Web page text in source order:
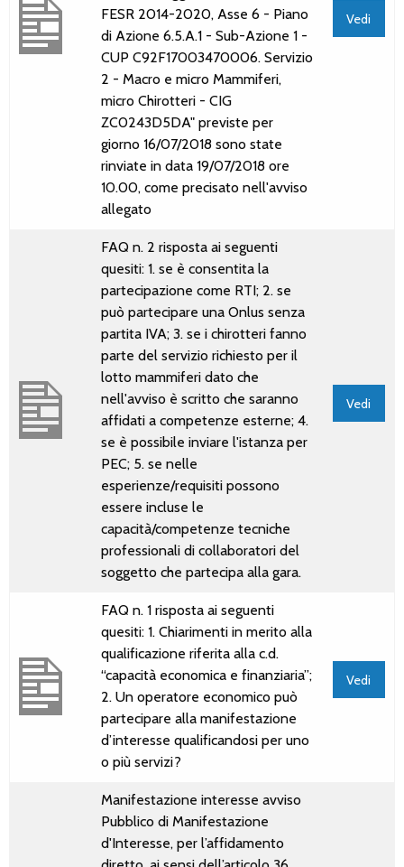
FESR 2014-2020, Asse 6 - Piano
di Azione 6.5.A.1 - Sub-Azione 1 -
CUP C92F17003470006. Servizio
2 - Macro e micro Mammiferi,
micro Chirotteri - CIG
ZC0243D5DA" previste per
giorno 16/07/2018 sono state
rinviate in data 19/07/2018 ore
10.00, come precisato nell'avviso
allegato
Vedi
FAQ n. 2 risposta ai seguenti
quesiti: 1. se è consentita la
partecipazione come RTI; 2. se
può partecipare una Onlus senza
partita IVA; 3. se i chirotteri fanno
parte del servizio richiesto per il
lotto mammiferi dato che
nell'avviso è scritto che saranno
affidati a competenze esterne; 4.
se è possibile inviare l'istanza per
PEC; 5. se nelle
esperienze/requisiti possono
essere incluse le
capacità/competenze tecniche
professionali di collaboratori del
soggetto che partecipa alla gara.
Vedi
FAQ n. 1 risposta ai seguenti
quesiti: 1. Chiarimenti in merito alla
qualificazione riferita alla c.d.
“capacità economica e finanziaria”;
2. Un operatore economico può
partecipare alla manifestazione
d’interesse qualificandosi per uno
o più servizi?
Vedi
Manifestazione interesse avviso
Pubblico di Manifestazione
d'Interesse, per l’affidamento